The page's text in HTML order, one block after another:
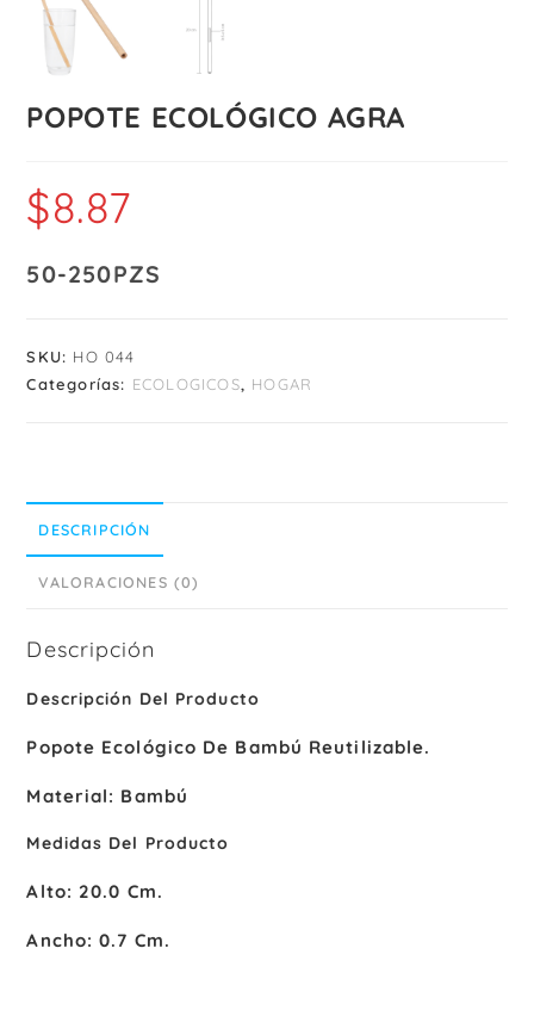
POPOTE ECOLÓGICO AGRA
$8.87
50-250PZS
SKU: HO 044
Categorías: ECOLOGICOS, HOGAR
DESCRIPCIÓN
VALORACIONES (0)
Descripción
Descripción Del Producto
Popote Ecológico De Bambú Reutilizable.
Material: Bambú
Medidas Del Producto
Alto: 20.0 Cm.
Ancho:0.7 Cm.